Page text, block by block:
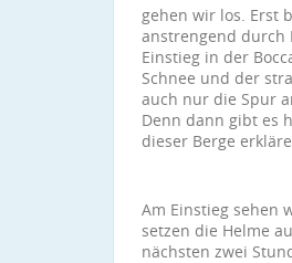
gehen wir los. Erst
anstrengend durch
Einstieg in der
Schnee und der
auch nur die Spur
Denn dann gibt es
dieser Berge
Am Einstieg sehen
setzen die Helme
nächsten zwei